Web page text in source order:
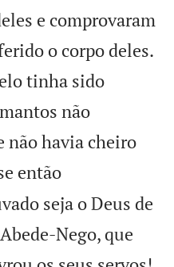
e comprovaram
o corpo deles.
tinha sido
não
não havia cheiro
então
seja o Deus de
Nego, que